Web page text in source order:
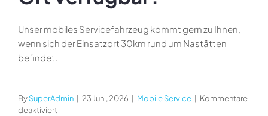
Unser mobiles Servicefahrzeug kommt gern zu Ihnen,
wenn sich der Einsatzort 30km rund um Nastätten
befindet.
BySuperAdmin 23 Juni, 2026 Mobile Service
Kommentare
deaktiviert